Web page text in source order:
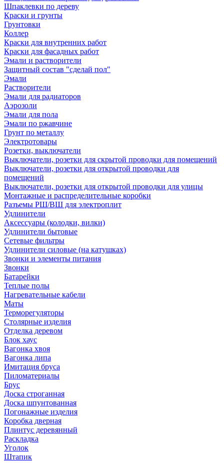
Шпаклевки по дереву
Краски и грунты
Грунтовки
Коллер
Краски для внутренних работ
Краски для фасадных работ
Эмали и растворители
Защитный состав "сделай пол"
Эмали
Растворители
Эмали для радиаторов
Аэрозоли
Эмали для пола
Эмали по ржавчине
Грунт по металлу
Электротовары
Розетки, выключатели
Выключатели, розетки для скрытой проводки для помещений
Выключатели, розетки для открытой проводки для
помещений
Выключатели, розетки для открытой проводки для улицы
Монтажные и распределительные коробки
Разъемы РШ/ВШ для электроплит
Удлинители
Аксессуары (колодки, вилки)
Удлинители бытовые
Сетевые фильтры
Удлинители силовые (на катушках)
Звонки и элементы питания
Звонки
Батарейки
Теплые полы
Нагревательные кабели
Маты
Терморегуляторы
Столярные изделия
Отделка деревом
Блок хаус
Вагонка хвоя
Вагонка липа
Имитация бруса
Пиломатериалы
Брус
Доска строганная
Доска шпунтованная
Погонажные изделия
Коробка дверная
Плинтус деревянный
Раскладка
Уголок
Штапик